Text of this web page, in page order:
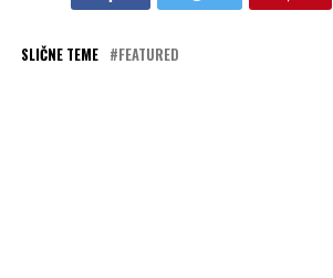
SLIČNE TEME FEATURED